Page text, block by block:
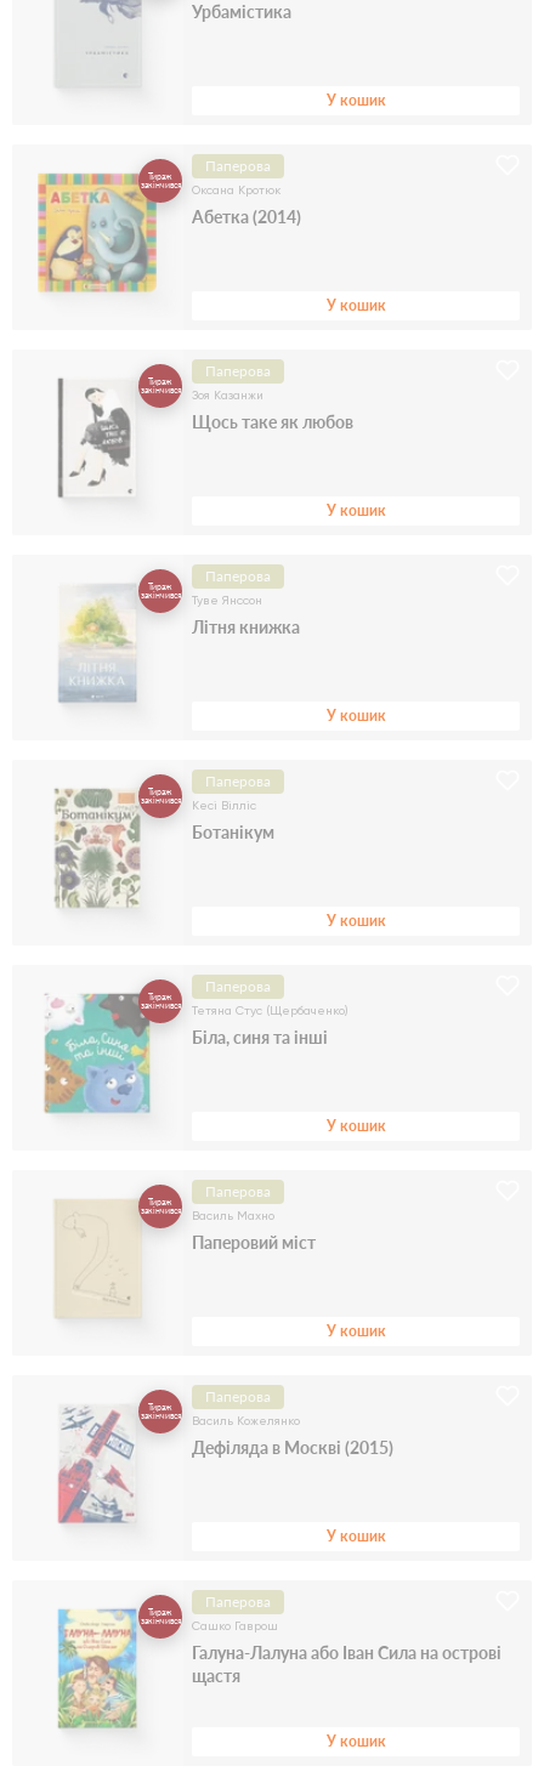
Урбамістика
У кошик
Тираж
закінчився
Паперова
Оксана Кротюк
Абетка (2014)
У кошик
Тираж
закінчився
Паперова
Зоя Казанжи
Щось таке як любов
У кошик
Тираж
закінчився
Паперова
Туве Янссон
Літня книжка
У кошик
Тираж
закінчився
Паперова
Кесі Вілліс
Ботанікум
У кошик
Тираж
закінчився
Паперова
Тетяна Стус (Щербаченко)
Біла, синя та інші
У кошик
Тираж
закінчився
Паперова
Василь Махно
Паперовий міст
У кошик
Тираж
закінчився
Паперова
Василь Кожелянко
Дефіляда в Москві (2015)
У кошик
Тираж
закінчився
Паперова
Сашко Гаврош
Галуна-Лалуна або Іван Сила на острові
щастя
У кошик